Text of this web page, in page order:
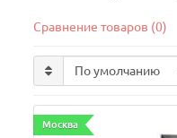
Сравнение товаров (0)
Москва